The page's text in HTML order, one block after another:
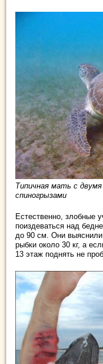
Типичная мать с
спиногрызами
Естественно, злобные
поиздеваться над
до 90 см. Они
рыбки около 30 кг, а
13 этаж поднять не